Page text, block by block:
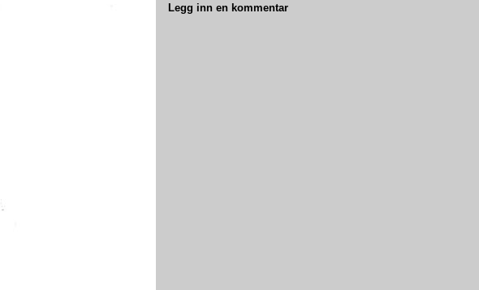
Legg inn en kommentar